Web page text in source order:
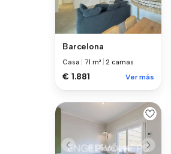
Barcelona
Casa |71 m² |2 camas
€ 1.881 Ver más